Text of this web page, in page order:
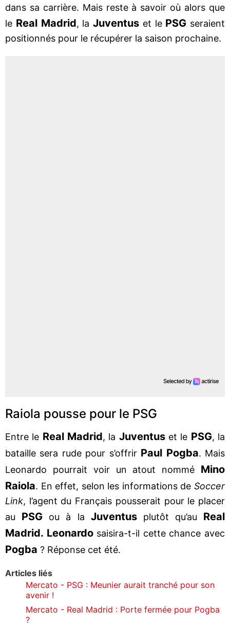
dans sa carrière. Mais reste à savoir où alors que
le Real Madrid, la Juventus et le PSG seraient
positionnés pour le récupérer la saison prochaine.
Raiola pousse pour le PSG
Entre le Real Madrid, la Juventuset le PSG, la
bataille sera rude pour s’offrir Paul Pogba. Mais
Leonardo pourrait voir un atout nommé Mino
Raiola. En effet, selon les informations de Soccer
Link, l’agent du Français pousserait pour le placer
au PSG ou à la Juventusplutôt qu’au Real
Madrid. Leonardo saisira-t-il cette chance avec
Pogba ? Réponse cet été.
Articles liés
Mercato - PSG : Meunier aurait tranché pour son
avenir !
Mercato - Real Madrid : Porte fermée pour Pogba
?